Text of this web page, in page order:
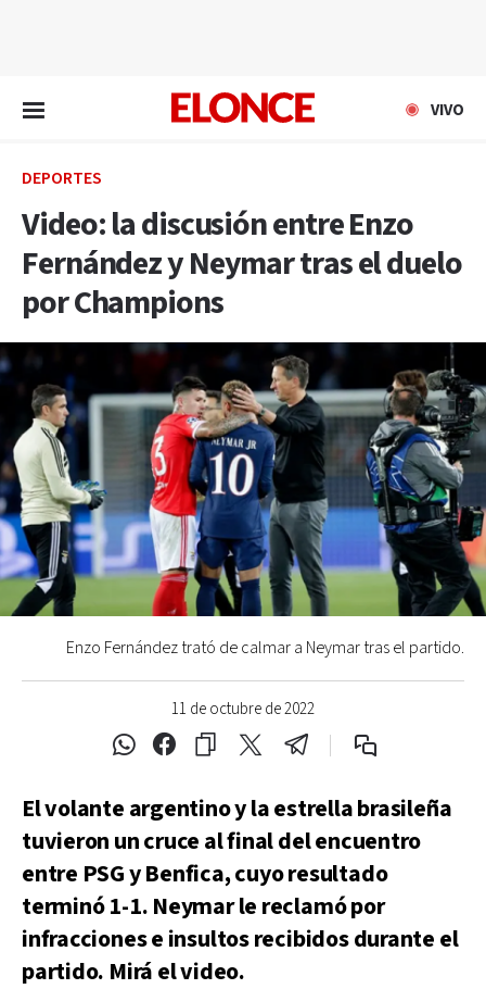
VIVO
DEPORTES
Video: la discusión entre Enzo
Fernández y Neymar tras el duelo
por Champions
11 de octubre de 2022
Enzo Fernández trató de calmar a Neymar tras el partido.
El volante argentino y la estrella brasileña
tuvieron un cruce al final del encuentro
entre PSG y Benfica, cuyo resultado
terminó 1-1. Neymar le reclamó por
infracciones e insultos recibidos durante el
partido. Mirá el video.